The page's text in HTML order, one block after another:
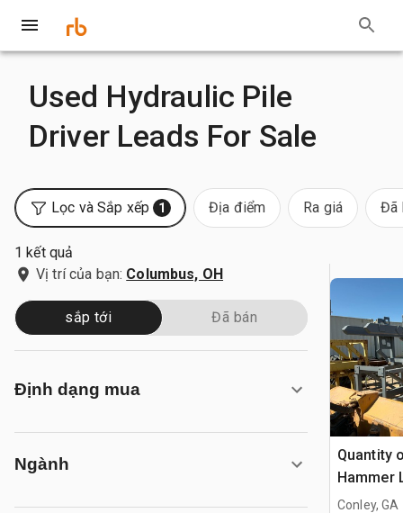
Used Hydraulic Pile
Driver Leads For Sale
Lọc và Sắp xếp 1 Địa điểm Ra giá Đã
1 kết quả
Vị trí của bạn: Columbus, OH
sắp tới Đã bán
Định dạng mua
Ngành
Quantity
Hammer
Conley, GA